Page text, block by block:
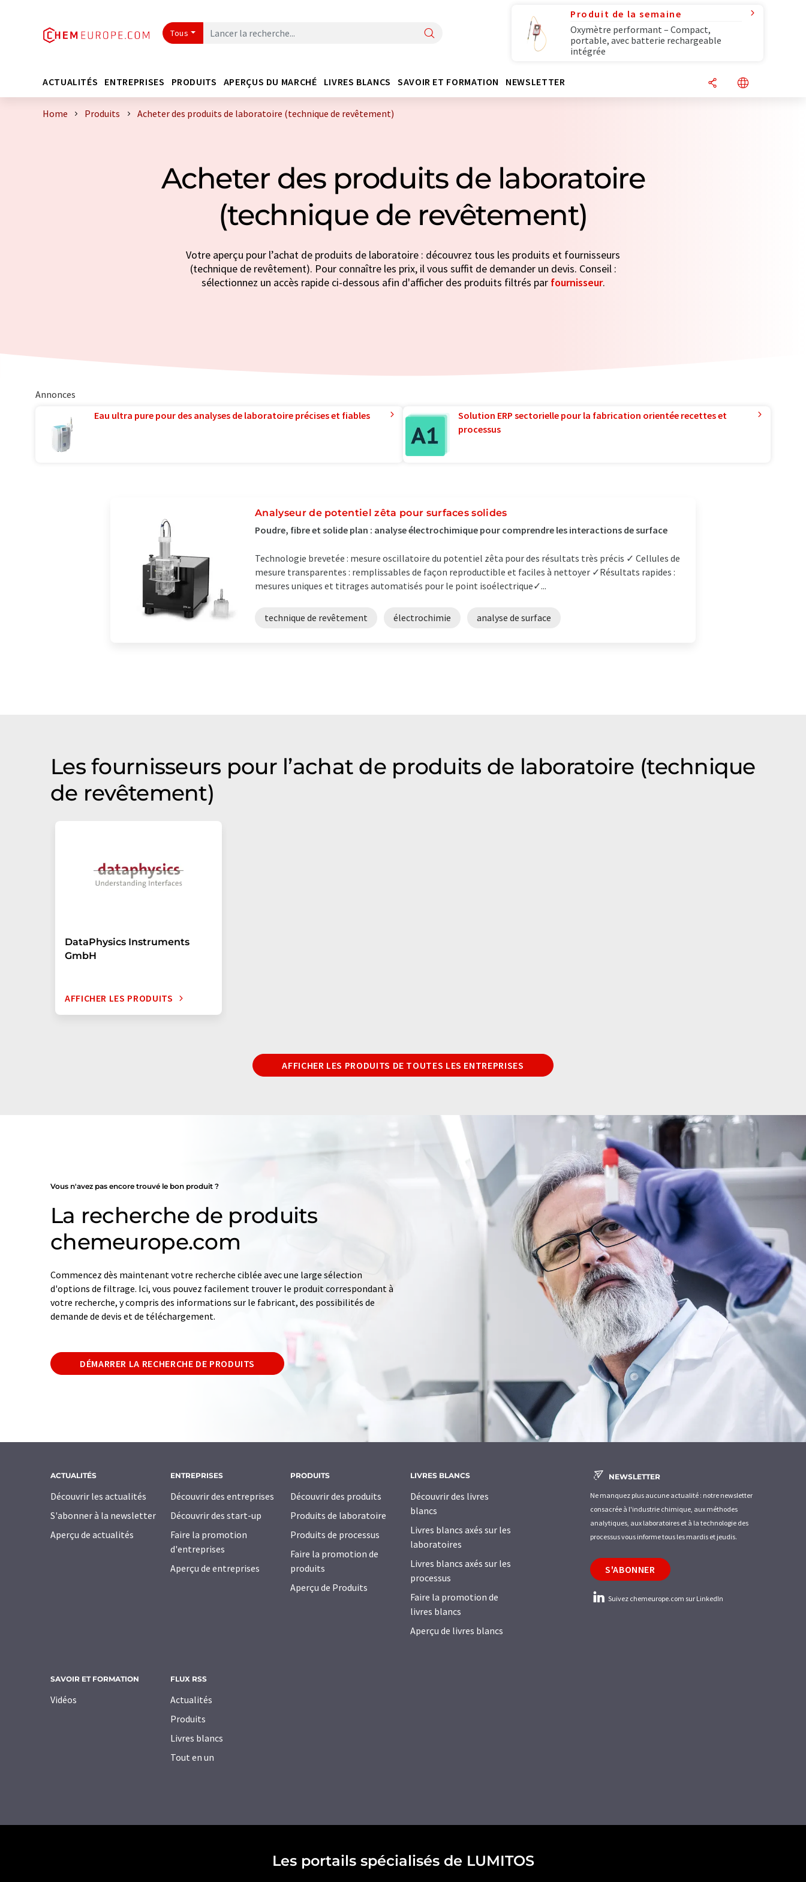
Tous
Produit de la semaine
Oxymètre performant – Compact,
portable, avec batterie rechargeable
intégrée
ACTUALITÉS ENTREPRISES PRODUITS APERÇUS DU MARCHÉ LIVRES BLANCS SAVOIR ET FORMATION NEWSLETTER
Home Produits Acheter des produits de laboratoire (technique de revêtement)
Acheter des produits de laboratoire
(technique de revêtement)
Votre aperçu pour l’achat de produits de laboratoire : découvrez tous les produits et fournisseurs
(technique de revêtement). Pour connaître les prix, il vous suffit de demander un devis. Conseil :
sélectionnez un accès rapide ci-dessous afin d'afficher des produits filtrés par fournisseur.
Annonces
Eau ultra pure pour des analyses de laboratoire précises et fiables
Solution ERP sectorielle pour la fabrication orientée recettes et
processus
Analyseur de potentiel zêta pour surfaces solides
Poudre, fibre et solide plan : analyse électrochimique pour comprendre les interactions de surface
Technologie brevetée : mesure oscillatoire du potentiel zêta pour des résultats très précis ✓ Cellules de
mesure transparentes : remplissables de façon reproductible et faciles à nettoyer ✓Résultats rapides :
mesures uniques et titrages automatisés pour le point isoélectrique✓...
technique de revêtement électrochimie analyse de surface
Les fournisseurs pour l’achat de produits de laboratoire (technique
de revêtement)
DataPhysics Instruments
GmbH
AFFICHER LES PRODUITS
AFFICHER LES PRODUITS DE TOUTES LES ENTREPRISES
Vous n'avez pas encore trouvé le bon produit ?
La recherche de produits
chemeurope.com
Commencez dès maintenant votre recherche ciblée avec une large sélection
d'options de filtrage. Ici, vous pouvez facilement trouver le produit correspondant à
votre recherche, y compris des informations sur le fabricant, des possibilités de
demande de devis et de téléchargement.
DÉMARRER LA RECHERCHE DE PRODUITS
ACTUALITÉS
Découvrir les actualités
S'abonner à la newsletter
Aperçu de actualités
ENTREPRISES
Découvrir des entreprises
Découvrir des start-up
Faire la promotion
d'entreprises
Aperçu de entreprises
PRODUITS
Découvrir des produits
Produits de laboratoire
Produits de processus
Faire la promotion de
produits
Aperçu de Produits
LIVRES BLANCS
Découvrir des livres
blancs
Livres blancs axés sur les
laboratoires
Livres blancs axés sur les
processus
Faire la promotion de
livres blancs
Aperçu de livres blancs
SAVOIR ET FORMATION
Vidéos
FLUX RSS
Actualités
Produits
Livres blancs
Tout en un
NEWSLETTER
Ne manquez plus aucune actualité : notre newsletter
consacrée à l'industrie chimique, aux méthodes
analytiques, aux laboratoires et à la technologie des
processus vous informe tous les mardis et jeudis.
S'ABONNER
Suivez chemeurope.com sur LinkedIn
Les portails spécialisés de LUMITOS